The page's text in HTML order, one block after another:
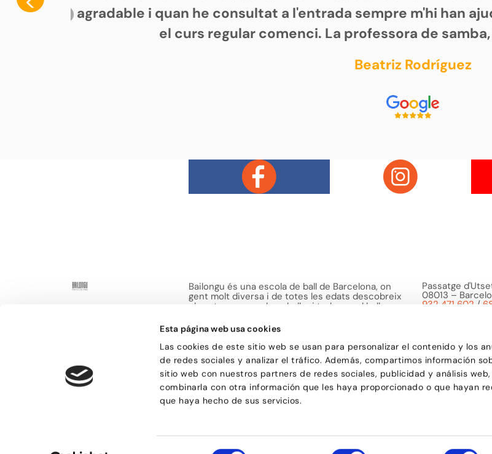
Esta página web usa cookies
Las cookies de este sitio web se usan para personalizar el contenido y los
de redes sociales y analizar el tráfico. Además, compartimos información
sitio web con nuestros partners de redes sociales, publicidad y análisis
combinarla con otra información que les haya proporcionado o que hayan
que haya hecho de sus servicios.
agradable i quan he consultat a l'entrada sempre m'hi han
el curs regular comenci. La professora de
Beatriz Rodríguez
Bailongu és una escola de ball de Barcelona, on
gent molt diversa i de totes les edats descobreix
el gust per aprendre a ballar i troba en el ball una
sensacions.
Passatge
08013 –
932 471 602 /
© Bailongu 2015.
Política de compres